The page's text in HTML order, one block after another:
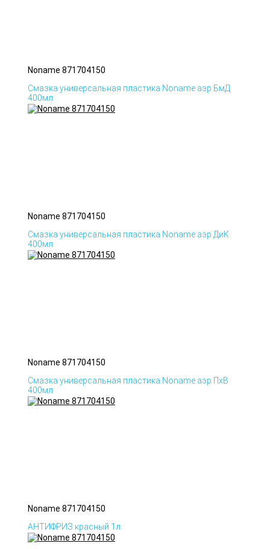
Noname 871704150
Смазка универсальная пластика Noname аэр БмД
400мл
Noname 871704150
Смазка универсальная пластика Noname аэр ДиК
400мл
Noname 871704150
Смазка универсальная пластика Noname аэр ПхВ
400мл
Noname 871704150
АНТИФРИЗ красный 1л.